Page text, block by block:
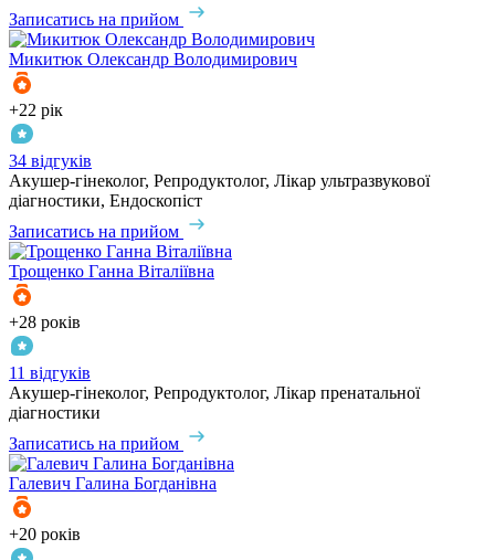
Записатись на прийом
Микитюк Олександр Володимирович
+22 рік
34 відгуків
Акушер-гінеколог, Репродуктолог, Лікар ультразвукової
діагностики, Ендоскопіст
Записатись на прийом
Трощенко Ганна Віталіївна
+28 років
11 відгуків
Акушер-гінеколог, Репродуктолог, Лікар пренатальної
діагностики
Записатись на прийом
Галевич Галина Богданівна
+20 років